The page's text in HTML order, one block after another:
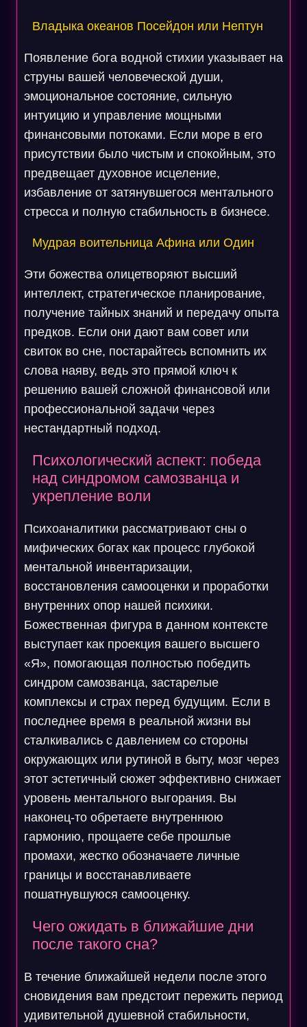
Владыка океанов Посейдон или Нептун
Появление бога водной стихии указывает на
струны вашей человеческой души,
эмоциональное состояние, сильную
интуицию и управление мощными
финансовыми потоками. Если море в его
присутствии было чистым и спокойным, это
предвещает духовное исцеление,
избавление от затянувшегося ментального
стресса и полную стабильность в бизнесе.
Мудрая воительница Афина или Один
Эти божества олицетворяют высший
интеллект, стратегическое планирование,
получение тайных знаний и передачу опыта
предков. Если они дают вам совет или
свиток во сне, постарайтесь вспомнить их
слова наяву, ведь это прямой ключ к
решению вашей сложной финансовой или
профессиональной задачи через
нестандартный подход.
Психологический аспект: победа
над синдромом самозванца и
укрепление воли
Психоаналитики рассматривают сны о
мифических богах как процесс глубокой
ментальной инвентаризации,
восстановления самооценки и проработки
внутренних опор нашей психики.
Божественная фигура в данном контексте
выступает как проекция вашего высшего
«Я», помогающая полностью победить
синдром самозванца, застарелые
комплексы и страх перед будущим. Если в
последнее время в реальной жизни вы
сталкивались с давлением со стороны
окружающих или рутиной в быту, мозг через
этот эстетичный сюжет эффективно снижает
уровень ментального выгорания. Вы
наконец-то обретаете внутреннюю
гармонию, прощаете себе прошлые
промахи, жестко обозначаете личные
границы и восстанавливаете
пошатнувшуюся самооценку.
Чего ожидать в ближайшие дни
после такого сна?
В течение ближайшей недели после этого
сновидения вам предстоит пережить период
удивительной душевной стабильности,